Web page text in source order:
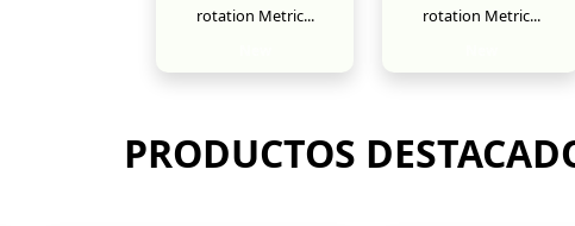
rotation Metric...
rotation Metric...
PRODUCTOS